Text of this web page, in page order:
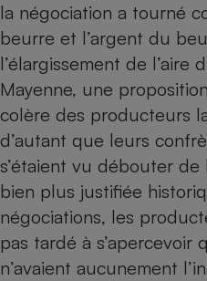
la négociation a tourné
beurre et l’argent du
l’élargissement de l’aire
Mayenne, une
colère des producteurs
d’autant que leurs
s’étaient vu débouter
bien plus justifiée
négociations, les
pas tardé à s’apercevoir
n’avaient aucunement